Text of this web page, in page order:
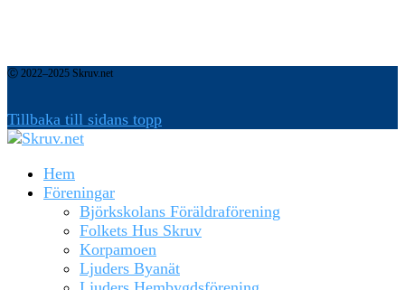
Ⓒ 2022–2025 Skruv.net
Tillbaka till sidans topp
Hem
Föreningar
Björkskolans Föräldraförening
Folkets Hus Skruv
Korpamoen
Ljuders Byanät